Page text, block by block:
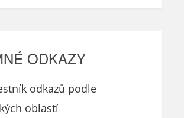
ODKAZY
odkazů podle
oblastí